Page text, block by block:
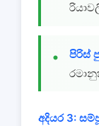
පිරිස්
අදියර 3: